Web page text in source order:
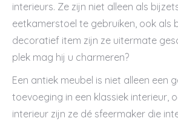
interieurs. Ze zijn niet alleen als
eetkamerstoel te gebruiken, ook als
decoratief item zijn ze uitermate
plek mag hij u charmeren?
Een antiek meubel is niet alleen een
toevoeging in een klassiek interieur,
interieur zijn ze dé sfeermaker die